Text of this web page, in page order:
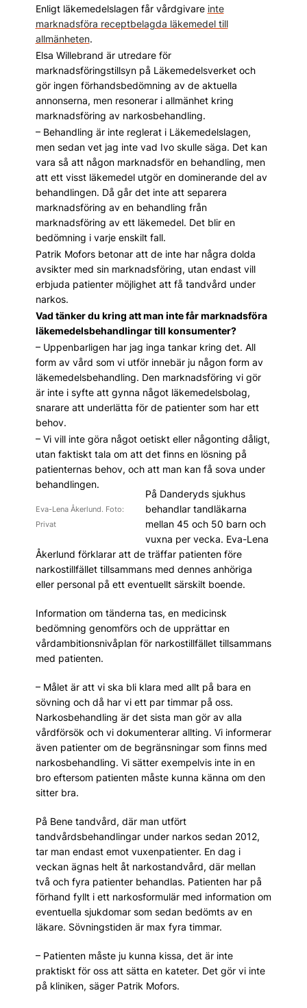
Enligt läkemedelslagen får vårdgivare inte
marknadsföra receptbelagda läkemedel till
allmänheten.
Elsa Willebrand är utredare för
marknadsföringstillsyn på Läkemedelsverket och
gör ingen förhandsbedömning av de aktuella
annonserna, men resonerar i allmänhet kring
marknadsföring av narkosbehandling.
– Behandling är inte reglerat i Läkemedelslagen,
men sedan vet jag inte vad Ivo skulle säga. Det kan
vara så att någon marknadsför en behandling, men
att ett visst läkemedel utgör en dominerande del av
behandlingen. Då går det inte att separera
marknadsföring av en behandling från
marknadsföring av ett läkemedel. Det blir en
bedömning i varje enskilt fall.
Patrik Mofors betonar att de inte har några dolda
avsikter med sin marknadsföring, utan endast vill
erbjuda patienter möjlighet att få tandvård under
narkos.
Vad tänker du kring att man inte får marknadsföra
läkemedelsbehandlingar till konsumenter?
– Uppenbarligen har jag inga tankar kring det. All
form av vård som vi utför innebär ju någon form av
läkemedelsbehandling. Den marknadsföring vi gör
är inte i syfte att gynna något läkemedelsbolag,
snarare att underlätta för de patienter som har ett
behov.
– Vi vill inte göra något oetiskt eller någonting dåligt,
utan faktiskt tala om att det finns en lösning på
patienternas behov, och att man kan få sova under
behandlingen.
Eva-Lena Åkerlund. Foto:
Privat
På Danderyds sjukhus
behandlar tandläkarna
mellan 45 och 50 barn och
vuxna per vecka. Eva-Lena
Åkerlund förklarar att de träffar patienten före
narkostillfället tillsammans med dennes anhöriga
eller personal på ett eventuellt särskilt boende.
Information om tänderna tas, en medicinsk
bedömning genomförs och de upprättar en
vårdambitionsnivåplan för narkostillfället tillsammans
med patienten.
– Målet är att vi ska bli klara med allt på bara en
sövning och då har vi ett par timmar på oss.
Narkosbehandling är det sista man gör av alla
vårdförsök och vi dokumenterar allting. Vi informerar
även patienter om de begränsningar som finns med
narkosbehandling. Vi sätter exempelvis inte in en
bro eftersom patienten måste kunna känna om den
sitter bra.
På Bene tandvård, där man utfört
tandvårdsbehandlingar under narkos sedan 2012,
tar man endast emot vuxenpatienter. En dag i
veckan ägnas helt åt narkostandvård, där mellan
två och fyra patienter behandlas. Patienten har på
förhand fyllt i ett narkosformulär med information om
eventuella sjukdomar som sedan bedömts av en
läkare. Sövningstiden är max fyra timmar.
– Patienten måste ju kunna kissa, det är inte
praktiskt för oss att sätta en kateter. Det gör vi inte
på kliniken, säger Patrik Mofors.